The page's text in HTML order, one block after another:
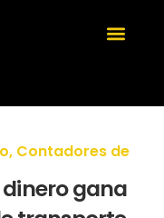
, Contadores de
gana